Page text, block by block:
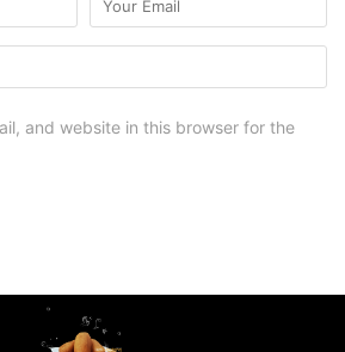
and website in this browser for the